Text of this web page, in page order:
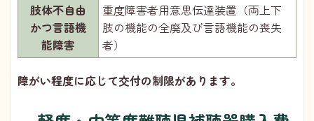
肢体不自由
かつ言語機
能障害
重度障害者用意思伝達装置（両上下
肢の機能の全廃及び言語機能の喪失
者）
障がい程度に応じて交付の制限があります。